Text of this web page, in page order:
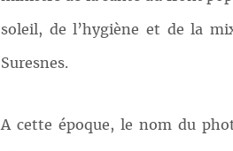
soleil, de l’hygiène et de la
Suresnes.
A cette époque, le nom du